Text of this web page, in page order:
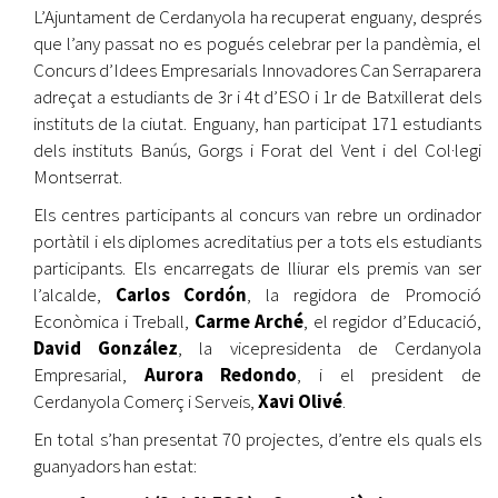
L’Ajuntament de Cerdanyola ha recuperat enguany, després
que l’any passat no es pogués celebrar per la pandèmia, el
Concurs d’Idees Empresarials Innovadores Can Serraparera
adreçat a estudiants de 3r i 4t d’ESO i 1r de Batxillerat dels
instituts de la ciutat. Enguany, han participat 171 estudiants
dels instituts Banús, Gorgs i Forat del Vent i del Col·legi
Montserrat.
Els centres participants al concurs van rebre un ordinador
portàtil i els diplomes acreditatius per a tots els estudiants
participants. Els encarregats de lliurar els premis van ser
l’alcalde, Carlos Cordón, la regidora de Promoció
Econòmica i Treball, Carme Arché, el regidor d’Educació,
David González, la vicepresidenta de Cerdanyola
Empresarial, Aurora Redondo, i el president de
Cerdanyola Comerç i Serveis,Xavi Olivé.
En total s’han presentat 70 projectes, d’entre els quals els
guanyadors han estat: